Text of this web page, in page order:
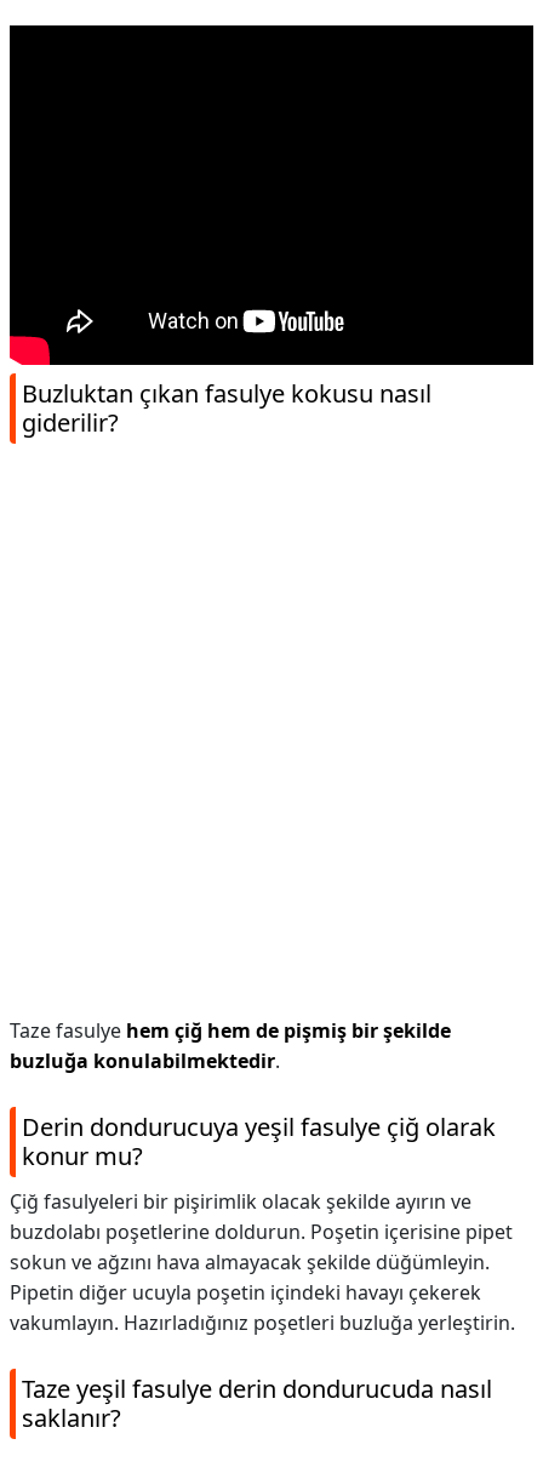
Buzluktan çıkan fasulye kokusu nasıl
giderilir?
Taze fasulye hem çiğ hem de pişmiş bir şekilde
buzluğa konulabilmektedir.
Derin dondurucuya yeşil fasulye çiğ olarak
konur mu?
Çiğ fasulyeleri bir pişirimlik olacak şekilde ayırın ve
buzdolabı poşetlerine doldurun. Poşetin içerisine pipet
sokun ve ağzını hava almayacak şekilde düğümleyin.
Pipetin diğer ucuyla poşetin içindeki havayı çekerek
vakumlayın. Hazırladığınız poşetleri buzluğa yerleştirin.
Taze yeşil fasulye derin dondurucuda nasıl
saklanır?